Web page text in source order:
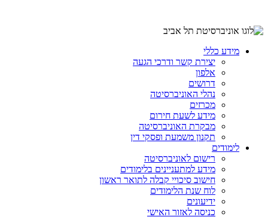
מידע כללי
יצירת קשר ודרכי הגעה
אלפון
דרושים
נהלי האוניברסיטה
מכרזים
מידע לשעת חירום
מבקרת האוניברסיטה
תקנון משמעת ופסקי דין
לימודים
רישום לאוניברסיטה
מידע למתעניינים בלימודים
חישוב סיכויי קבלה לתואר ראשון
לוח שנת הלימודים
ידיעונים
כניסה לאזור האישי